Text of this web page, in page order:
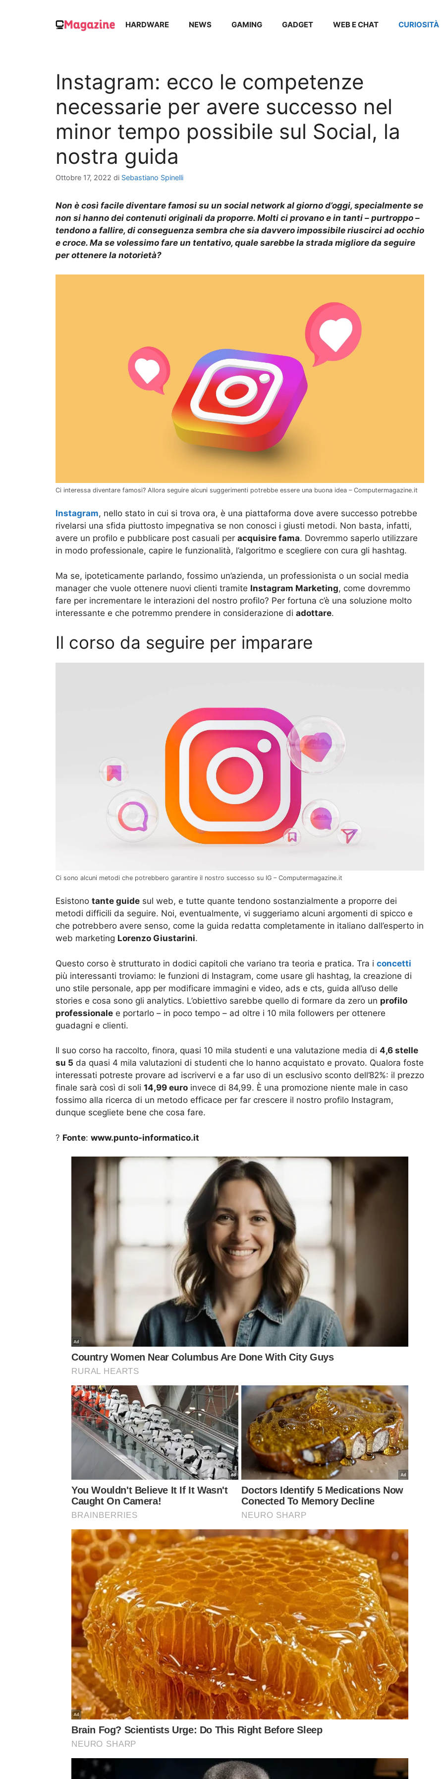
HARDWARE NEWS GAMING GADGET WEB E CHAT CURIOSITÀ
Instagram: ecco le competenze
necessarie per avere successo nel
minor tempo possibile sul Social, la
nostra guida
Ottobre 17, 2022 di Sebastiano Spinelli
Non è così facile diventare famosi su un social network al giorno d’oggi, specialmente se
non si hanno dei contenuti originali da proporre. Molti ci provano e in tanti – purtroppo –
tendono a fallire, di conseguenza sembra che sia davvero impossibile riuscirci ad occhio
e croce. Ma se volessimo fare un tentativo, quale sarebbe la strada migliore da seguire
per ottenere la notorietà?
Ci interessa diventare famosi? Allora seguire alcuni suggerimenti potrebbe essere una buona idea – Computermagazine.it
Instagram, nello stato in cui si trova ora, è una piattaforma dove avere successo potrebbe
rivelarsi una sfida piuttosto impegnativa se non conosci i giusti metodi. Non basta, infatti,
avere un profilo e pubblicare post casuali per acquisire fama. Dovremmo saperlo utilizzare
in modo professionale, capire le funzionalità, l’algoritmo e scegliere con cura gli hashtag.
Ma se, ipoteticamente parlando, fossimo un’azienda, un professionista o un social media
manager che vuole ottenere nuovi clienti tramite Instagram Marketing, come dovremmo
fare per incrementare le interazioni del nostro profilo? Per fortuna c’è una soluzione molto
interessante e che potremmo prendere in considerazione di adottare.
Il corso da seguire per imparare
Ci sono alcuni metodi che potrebbero garantire il nostro successo su IG – Computermagazine.it
Esistono tante guide sul web, e tutte quante tendono sostanzialmente a proporre dei
metodi difficili da seguire. Noi, eventualmente, vi suggeriamo alcuni argomenti di spicco e
che potrebbero avere senso, come la guida redatta completamente in italiano dall’esperto in
web marketing Lorenzo Giustarini.
Questo corso è strutturato in dodici capitoli che variano tra teoria e pratica. Tra i concetti
più interessanti troviamo: le funzioni di Instagram, come usare gli hashtag, la creazione di
uno stile personale, app per modificare immagini e video, ads e cts, guida all’uso delle
stories e cosa sono gli analytics. L’obiettivo sarebbe quello di formare da zero un profilo
professionale e portarlo – in poco tempo – ad oltre i 10 mila followers per ottenere
guadagni e clienti.
Il suo corso ha raccolto, finora, quasi 10 mila studenti e una valutazione media di 4,6 stelle
su 5 da quasi 4 mila valutazioni di studenti che lo hanno acquistato e provato. Qualora foste
interessati potreste provare ad iscrivervi e a far uso di un esclusivo sconto dell’82%: il prezzo
finale sarà così di soli 14,99 euro invece di 84,99. È una promozione niente male in caso
fossimo alla ricerca di un metodo efficace per far crescere il nostro profilo Instagram,
dunque scegliete bene che cosa fare.
? Fonte: www.punto-informatico.it